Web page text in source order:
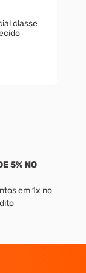
classe
5% NO
em 1x no